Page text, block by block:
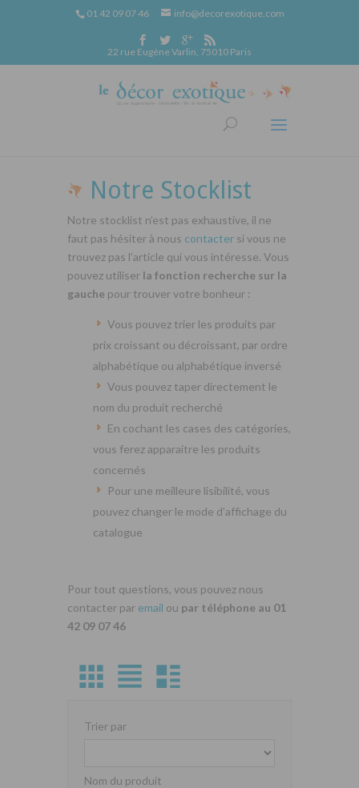
01 42 09 07 46 info@decorexotique.com
22 rue Eugène Varlin, 75010 Paris
Notre Stocklist
Notre stocklist n’est pas exhaustive, il ne
faut pas hésiter à nous contacter si vous ne
trouvez pas l’article qui vous intéresse. Vous
pouvez utiliser la fonction recherche sur la
gauche pour trouver votre bonheur :
Vous pouvez trier les produits par
prix croissant ou décroissant, par ordre
alphabétique ou alphabétique inversé
Vous pouvez taper directement le
nom du produit recherché
En cochant les cases des catégories,
vous ferez apparaitre les produits
concernés
Pour une meilleure lisibilité, vous
pouvez changer le mode d’affichage du
catalogue
Pour tout questions, vous pouvez nous
contacter par email ou par téléphone au 01
42 09 07 46
Trier par
Nom du produit